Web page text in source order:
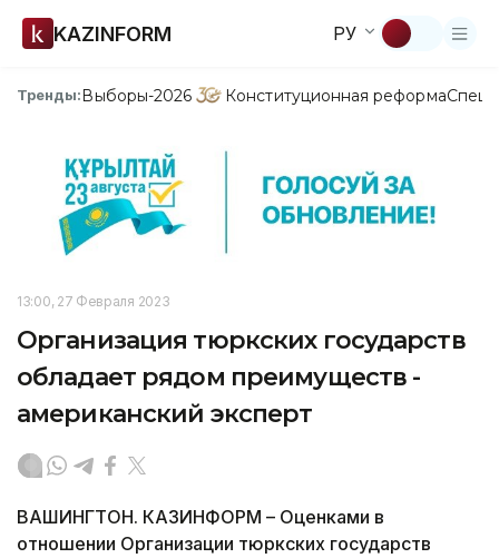
KAZINFORM РУ
Тренды:Выборы-2026 Конституционная реформа
13:00, 27 Февраля 2023
Организация тюркских государств
обладает рядом преимуществ -
американский эксперт
ВАШИНГТОН. КАЗИНФОРМ – Оценками в
отношении Организации тюркских государств